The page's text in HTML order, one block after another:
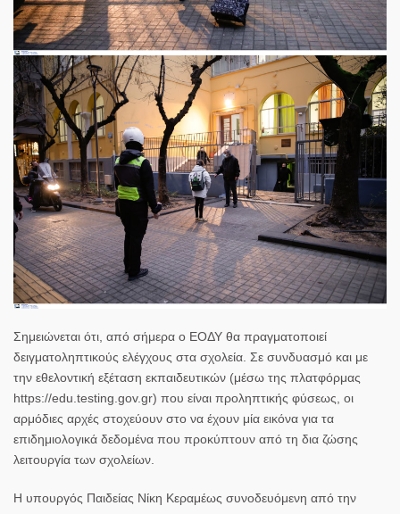
Σημειώνεται ότι, από σήμερα ο ΕΟΔΥ θα πραγματοποιεί
δειγματοληπτικούς ελέγχους στα σχολεία. Σε συνδυασμό και με
την εθελοντική εξέταση εκπαιδευτικών (μέσω της πλατφόρμας
https://edu.testing.gov.gr) που είναι προληπτικής φύσεως, οι
αρμόδιες αρχές στοχεύουν στο να έχουν μία εικόνα για τα
επιδημιολογικά δεδομένα που προκύπτουν από τη δια ζώσης
λειτουργία των σχολείων.
Η υπουργός Παιδείας Νίκη Κεραμέως συνοδευόμενη από την